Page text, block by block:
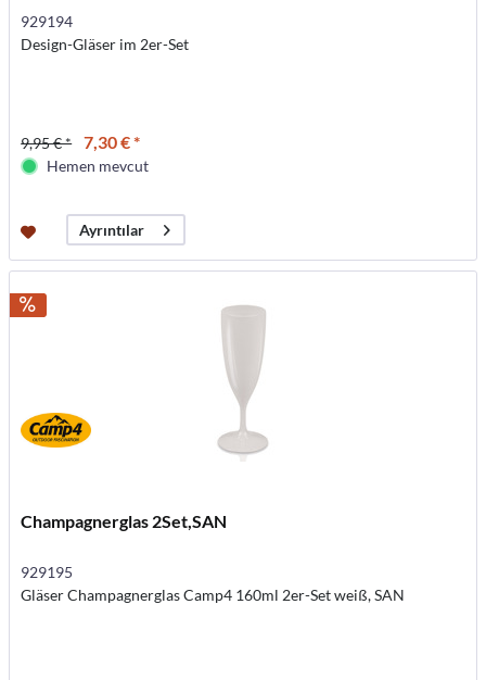
929194
Design-Gläser im 2er-Set
9,95 € * 7,30 € *
Hemen mevcut
Ayrıntılar
Champagnerglas 2Set,SAN
929195
Gläser Champagnerglas Camp4 160ml 2er-Set weiß, SAN